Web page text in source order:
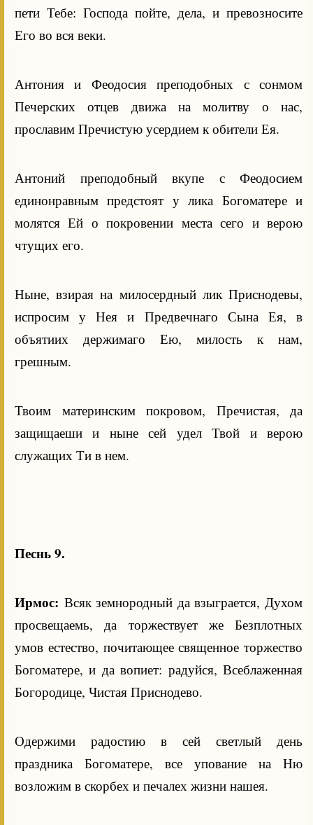
пети Тебе: Господа пойте, дела, и превозносите
Его во вся веки.
Антония и Феодосия преподобных с сонмом
Печерских отцев движа на молитву о нас,
прославим Пречистую усердием к обители Ея.
Антоний преподобный вкупе с Феодосием
единонравным предстоят у лика Богоматере и
молятся Ей о покровении места сего и верою
чтущих его.
Ныне, взирая на милосердный лик Приснодевы,
испросим у Нея и Предвечнаго Сына Ея, в
объятиих держимаго Ею, милость к нам,
грешным.
Твоим материнским покровом, Пречистая, да
защищаеши и ныне сей удел Твой и верою
служащих Ти в нем.
Песнь 9.
Ирмос: Всяк земнородный да взыграется, Духом
просвещаемь, да торжествует же Безплотных
умов естество, почитающее священное торжество
Богоматере, и да вопиет: радуйся, Всеблаженная
Богородице, Чистая Приснодево.
Одержими радостию в сей светлый день
праздника Богоматере, все упование на Ню
возложим в скорбех и печалех жизни нашея.